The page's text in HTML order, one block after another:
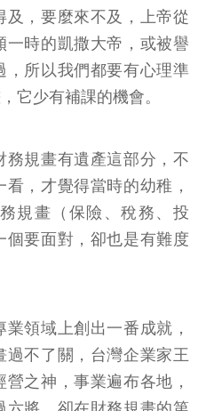
，要麼來不及，上帝從
時的凱撒大帝，或被譽
，所以我們都要有心理準
它少有補課的機會。
務規畫有遺產這部分，不
，才覺得當時的幼稚，
規畫（保險、稅務、投
個要面對，卻也是有難度
領域上創出一番成就，
不了關，台灣企業家王
之神，事業遍布各地，